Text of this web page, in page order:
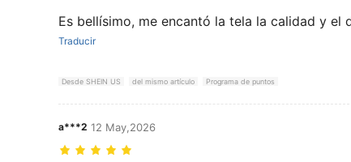
Es bellísimo, me encantó la tela la calidad y el
Traducir
Desde SHEIN US del mismo artículo Programa de puntos
a***2 12 May,2026